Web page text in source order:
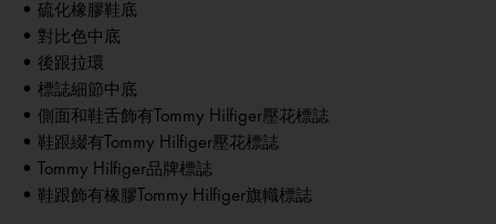
• 硫化橡膠鞋底
• 對比色中底
• 後跟拉環
• 標誌細節中底
• 側面和鞋舌飾有Tommy Hilfiger壓花標誌
• 鞋跟綴有Tommy Hilfiger壓花標誌
• Tommy Hilfiger品牌標誌
• 鞋跟飾有橡膠Tommy Hilfiger旗幟標誌